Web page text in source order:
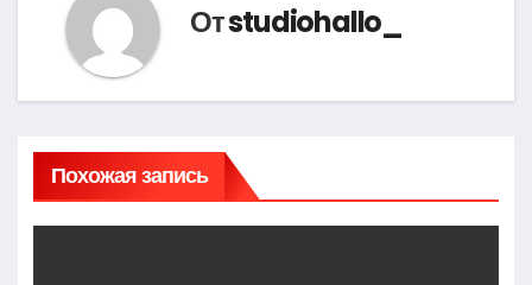
Отstudiohallo_
Похожая запись